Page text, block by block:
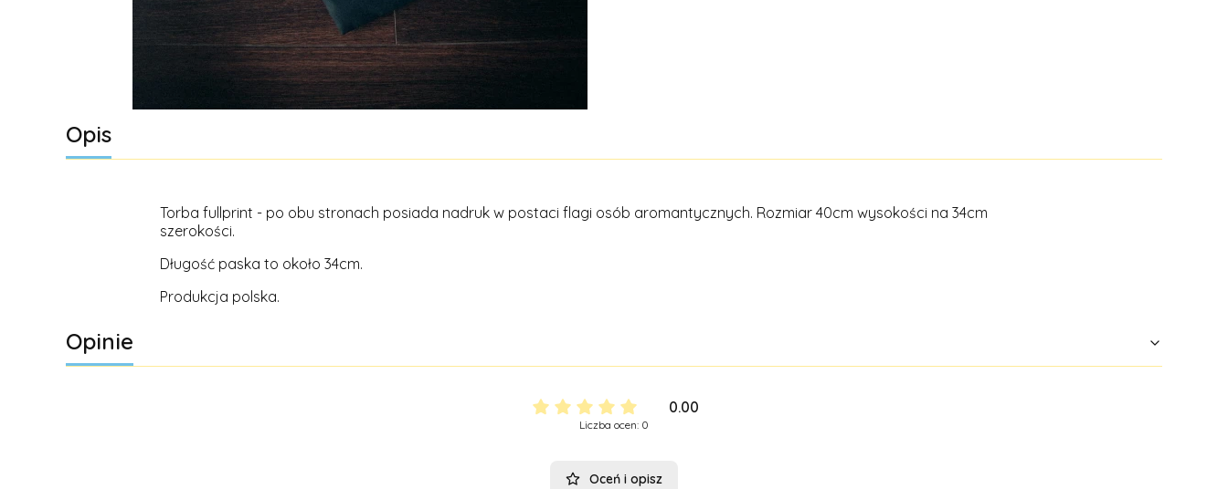
Opis
Torba fullprint - po obu stronach posiada nadruk w postaci flagi osób aromantycznych. Rozmiar 40cm wysokości na 34cm
szerokości.
Długość paska to około 34cm.
Produkcja polska.
Opinie
0.00
Liczba ocen: 0
Oceń i opisz